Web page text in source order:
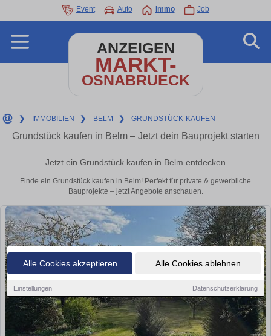
Alle Cookies akzeptieren Alle Cookies ablehnen
Einstellungen Datenschutzerklärung
Event Auto Immo Job
ANZEIGEN
MARKT-
OSNABRUECK
❯ IMMOBILIEN ❯ BELM ❯ GRUNDSTÜCK-KAUFEN
Grundstück kaufen in Belm – Jetzt dein Bauprojekt starten
Jetzt ein Grundstück kaufen in Belm entdecken
Finde ein Grundstück kaufen in Belm! Perfekt für private & gewerbliche
Bauprojekte – jetzt Angebote anschauen.